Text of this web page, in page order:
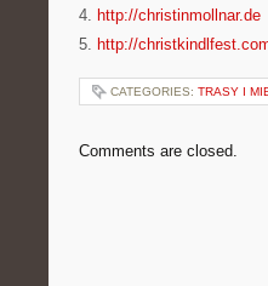
4. http://christinmollnar.de
5. http://
CATEGORIES: TRASY I
Comments are closed.